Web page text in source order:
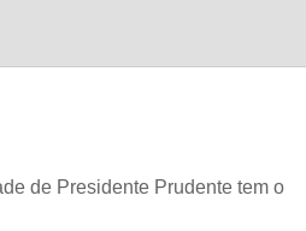
de Presidente Prudente tem o